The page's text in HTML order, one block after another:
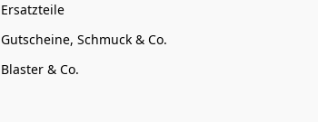
Ersatzteile
Gutscheine, Schmuck & Co.
Blaster & Co.